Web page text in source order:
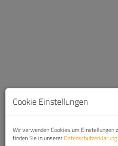
Cookie Einstellungen
Wir verwenden Cookies um Einstellungen
finden Sie in unserer Datenschutzerklärung